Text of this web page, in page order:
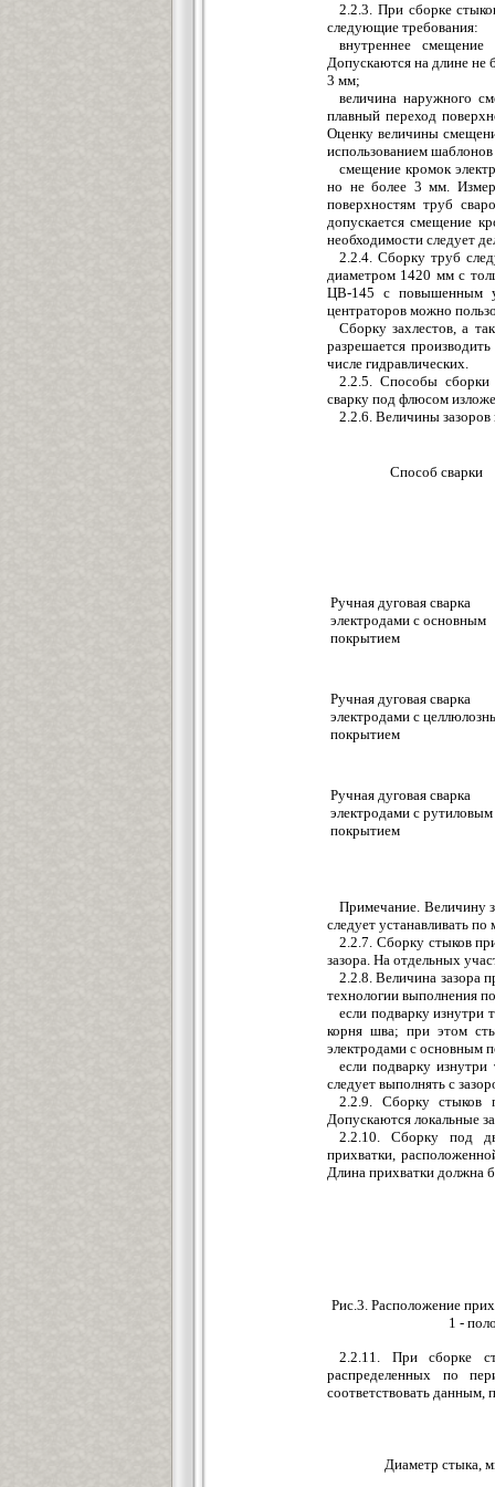
2.2.3. При сборке
следующие требования:
внутреннее
Допускаются на длине
3 мм;
величина наружного
плавный переход
Оценку величины
использованием
смещение кромок
но не более 3 мм.
поверхностям труб
допускается смещение
необходимости следует
2.2.4. Сборку труб
диаметром 1420 мм с
ЦВ-145 с повышенным
центраторов можно
Сборку захлестов, а
разрешается
числе гидравлических.
2.2.5. Способы
сварку под флюсом
2.2.6. Величины зазоров
Способ сварки
Ручная дуговая сварка
электродами с основным
покрытием
Ручная дуговая сварка
электродами с
покрытием
Ручная дуговая сварка
электродами с рутиловым
покрытием
Примечание. Величину
следует устанавливать
2.2.7. Сборку стыков
зазора. На отдельных
2.2.8. Величина зазора
технологии выполнения
если подварку изнутри
корня шва; при этом
электродами с основным
если подварку
следует выполнять с
2.2.9. Сборку стыков
Допускаются локальные
2.2.10. Сборку под
прихватки,
Длина прихватки должна
Рис.3. Расположение
1 -
2.2.11. При сборке
распределенных по
соответствовать данным,
Диаметр стыка,